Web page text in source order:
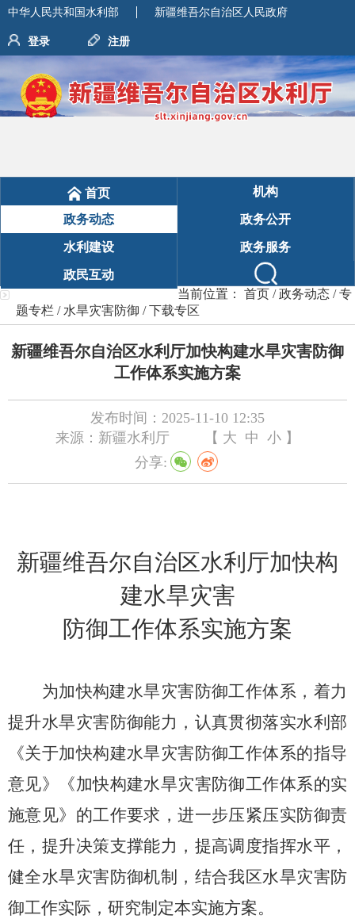
中华人民共和国水利部 新疆维吾尔自治区人民政府
登录 注册
首页 机构
政务动态 政务公开
水利建设 政务服务
政民互动
当前位置： 首页 /政务动态 /专
题专栏 /水旱灾害防御 /下载专区
新疆维吾尔自治区水利厅加快构建水旱灾害防御
工作体系实施方案
发布时间：2025-11-10 12:35
来源：新疆水利厅
【 大 中 小 】
分享:
新疆维吾尔自治区水利 厅加快构
建水旱灾害
防御工作体系实施方案
为加快构建水旱灾害防御工作体系，着力
提升水旱灾害防御能力，认真贯彻落实水利部
《关于加快构建水旱灾害防御工作体系的指导
意见》《加快构建水旱灾害防御工作体系的实
施意见》的工作要求，进一步压紧压实防御责
任，提升决策支撑能力，提高调度指挥水平，
健全水旱灾害防御机制，结合我区水旱灾害防
御工作实际，研究制定本实施方案。